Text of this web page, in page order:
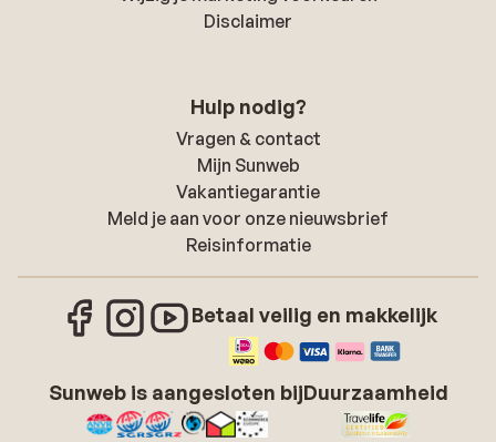
Disclaimer
Hulp nodig?
Vragen & contact
Mijn Sunweb
Vakantiegarantie
Meld je aan voor onze nieuwsbrief
Reisinformatie
Betaal veilig en makkelijk
Sunweb is aangesloten bijDuurzaamheid